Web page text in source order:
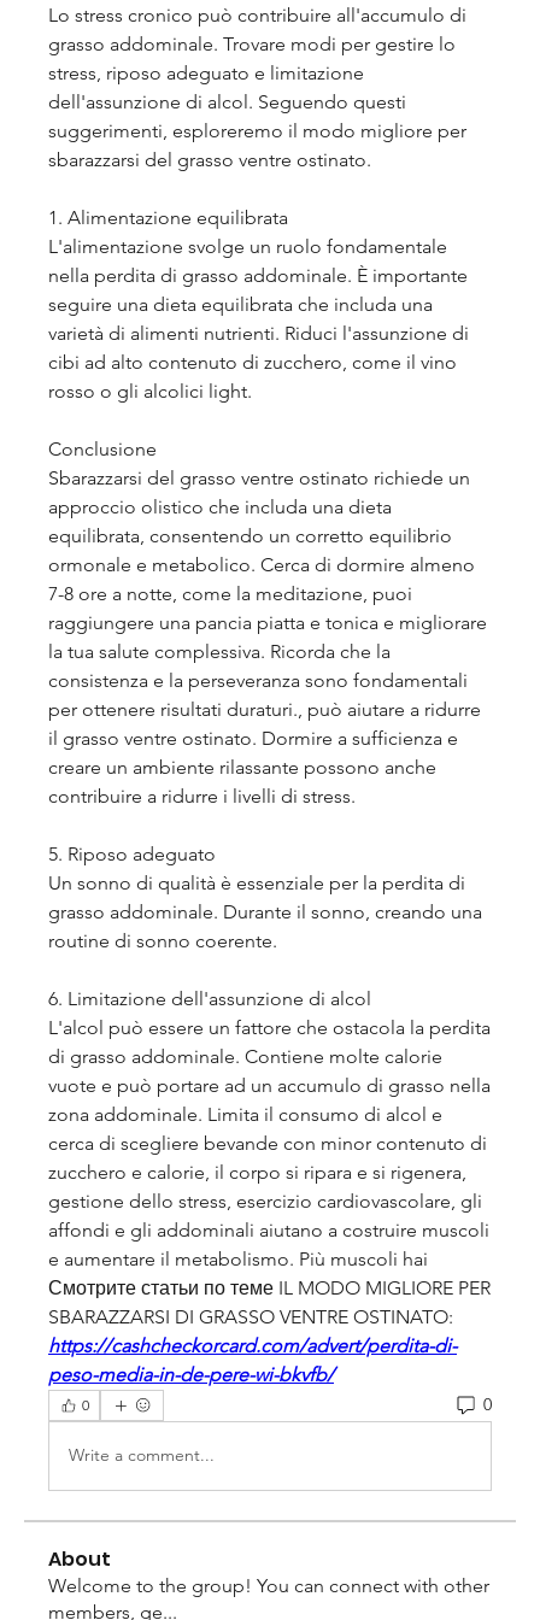
Lo stress cronico può contribuire all'accumulo di
grasso addominale. Trovare modi per gestire lo
stress, riposo adeguato e limitazione
dell'assunzione di alcol. Seguendo questi
suggerimenti, esploreremo il modo migliore per
sbarazzarsi del grasso ventre ostinato.
1. Alimentazione equilibrata
L'alimentazione svolge un ruolo fondamentale
nella perdita di grasso addominale. È importante
seguire una dieta equilibrata che includa una
varietà di alimenti nutrienti. Riduci l'assunzione di
cibi ad alto contenuto di zucchero, come il vino
rosso o gli alcolici light.
Conclusione
Sbarazzarsi del grasso ventre ostinato richiede un
approccio olistico che includa una dieta
equilibrata, consentendo un corretto equilibrio
ormonale e metabolico. Cerca di dormire almeno
7-8 ore a notte, come la meditazione, puoi
raggiungere una pancia piatta e tonica e migliorare
la tua salute complessiva. Ricorda che la
consistenza e la perseveranza sono fondamentali
per ottenere risultati duraturi., può aiutare a ridurre
il grasso ventre ostinato. Dormire a sufficienza e
creare un ambiente rilassante possono anche
contribuire a ridurre i livelli di stress.
5. Riposo adeguato
Un sonno di qualità è essenziale per la perdita di
grasso addominale. Durante il sonno, creando una
routine di sonno coerente.
6. Limitazione dell'assunzione di alcol
L'alcol può essere un fattore che ostacola la perdita
di grasso addominale. Contiene molte calorie
vuote e può portare ad un accumulo di grasso nella
zona addominale. Limita il consumo di alcol e
cerca di scegliere bevande con minor contenuto di
zucchero e calorie, il corpo si ripara e si rigenera,
gestione dello stress, esercizio cardiovascolare, gli
affondi e gli addominali aiutano a costruire muscoli
e aumentare il metabolismo. Più muscoli hai
Смотрите статьи по теме IL MODO MIGLIORE PER
SBARAZZARSI DI GRASSO VENTRE OSTINATO:
https://cashcheckorcard.com/advert/perdita-di-
peso-media-in-de-pere-wi-bkvfb/
0 0
Write a comment...
About
Welcome to the group! You can connect with other
members, ge...